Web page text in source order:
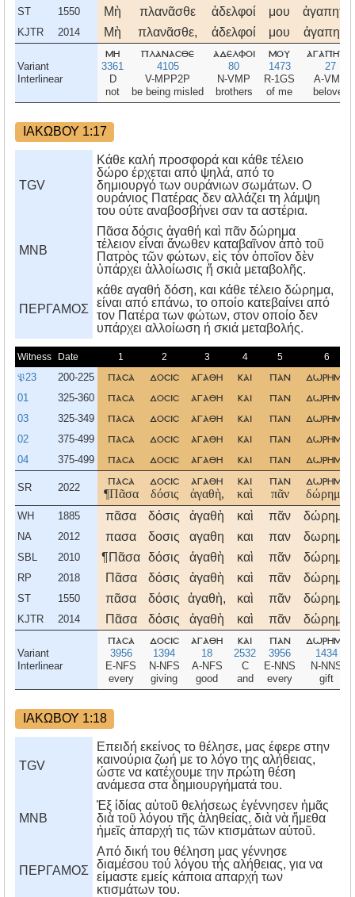
ST 1550 Μὴ πλανᾶσθε ἀδελφοί μου
KJTR 2014 Μὴ πλανᾶσθε, ἀδελφοί μου
Variant
Interlinear
μη
3361
D
not
πλανασθε
4105
V-MPP2P
be being misled
αδελφοι
80
N-VMP
brothers
μου
1473
R-1GS
of me
αγαπητοι
27
A-VMP
beloved
ΙΑΚΩΒΟΥ 1:17
TGV
Κάθε καλή προσφορά και κάθε τέλειο
δώρο έρχεται από ψηλά, από το
δημιουργό των ουράνιων σωμάτων. Ο
ουράνιος Πατέρας δεν αλλάζει τη λάμψη
του ούτε αναβοσβήνει σαν τα αστέρια.
MNB
Πᾶσα δόσις ἀγαθή καὶ πᾶν δώρημα
τέλειον εἶναι ἄνωθεν καταβαῖνον ἀπὸ τοῦ
Πατρὸς τῶν φώτων, εἰς τὸν ὁποῖον δὲν
ὑπάρχει ἀλλοίωσις ἤ σκιὰ μεταβολῆς.
ΠΕΡΓΑΜΟΣ
κάθε αγαθή δόση, και κάθε τέλειο δώρημα,
είναι από επάνω, το οποίο κατεβαίνει από
τον Πατέρα των φώτων, στον οποίο δεν
υπάρχει αλλοίωση ή σκιά μεταβολής.
Witness Date 1 2 3 4 5 6
𝔓23 200-225 πασα δοσισ αγαθη και παν δωρημα
01 325-360 πασα δοσισ αγαθη και παν δωρημα
03 325-349 πασα δοσισ αγαθη και παν δωρημα
02 375-499 πασα δοσισ αγαθη και παν δωρημα
04 375-499 πασα δοσισ αγαθη και παν δωρημα
SR 2022
πασα
¶Πᾶσα
δοσισ
δόσις
αγαθη
ἀγαθὴ,
και
καὶ
παν
πᾶν
δωρημα
δώρημα
WH 1885 πᾶσα δόσις ἀγαθὴ καὶ πᾶν δώρημα
NA 2012 πασα δοσις αγαθη και παν δωρημα
SBL 2010 ¶Πᾶσα δόσις ἀγαθὴ καὶ πᾶν δώρημα
RP 2018 Πᾶσα δόσις ἀγαθὴ καὶ πᾶν δώρημα
ST 1550 πᾶσα δόσις ἀγαθὴ, καὶ πᾶν δώρημα
KJTR 2014 Πᾶσα δόσις ἀγαθὴ καὶ πᾶν δώρημα
Variant
Interlinear
πασα
3956
E-NFS
every
δοσισ
1394
N-NFS
giving
αγαθη
18
A-NFS
good
και
2532
C
and
παν
3956
E-NNS
every
δωρημα
1434
N-NNS
gift
ΙΑΚΩΒΟΥ 1:18
TGV
Επειδή εκείνος το θέλησε, μας έφερε στην
καινούρια ζωή με το λόγο της αλήθειας,
ώστε να κατέχουμε την πρώτη θέση
ανάμεσα στα δημιουργήματά του.
MNB
Ἐξ ἰδίας αὑτοῦ θελήσεως ἐγέννησεν ἡμᾶς
διὰ τοῦ λόγου τῆς ἀληθείας, διὰ νὰ ἤμεθα
ἡμεῖς ἀπαρχή τις τῶν κτισμάτων αὐτοῦ.
ΠΕΡΓΑΜΟΣ
Aπό δική του θέληση μας γέννησε
διαμέσου τού λόγου τής αλήθειας, για να
είμαστε εμείς κάποια απαρχή των
κτισμάτων του.